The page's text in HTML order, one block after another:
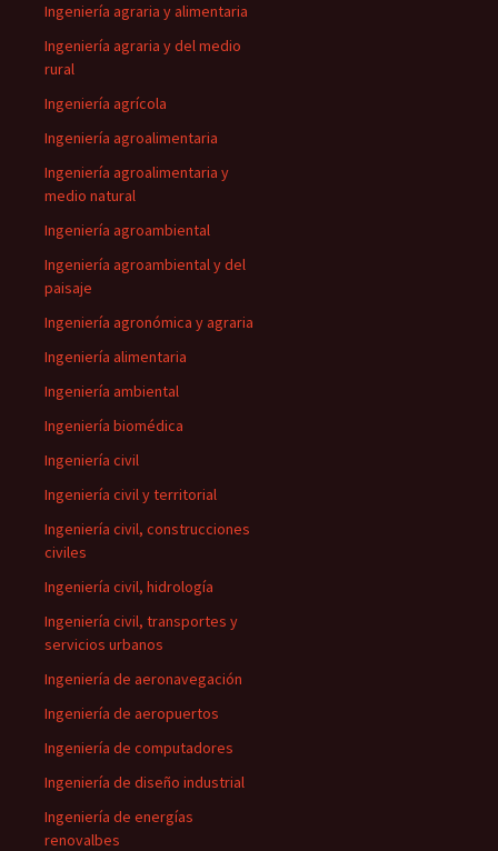
Ingeniería agraria y alimentaria
Ingeniería agraria y del medio
rural
Ingeniería agrícola
Ingeniería agroalimentaria
Ingeniería agroalimentaria y
medio natural
Ingeniería agroambiental
Ingeniería agroambiental y del
paisaje
Ingeniería agronómica y agraria
Ingeniería alimentaria
Ingeniería ambiental
Ingeniería biomédica
Ingeniería civil
Ingeniería civil y territorial
Ingeniería civil, construcciones
civiles
Ingeniería civil, hidrología
Ingeniería civil, transportes y
servicios urbanos
Ingeniería de aeronavegación
Ingeniería de aeropuertos
Ingeniería de computadores
Ingeniería de diseño industrial
Ingeniería de energías
renovalbes